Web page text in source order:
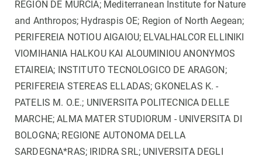
REGION DE MURCIA; Mediterranean Institute for Nature
and Anthropos; Hydraspis OE; Region of North Aegean;
PERIFEREIA NOTIOU AIGAIOU; ELVALHALCOR ELLINIKI
VIOMIHANIA HALKOU KAI ALOUMINIOU ANONYMOS
ETAIREIA; INSTITUTO TECNOLOGICO DE ARAGON;
PERIFEREIA STEREAS ELLADAS; GKONELAS K. -
PATELIS M. O.E.; UNIVERSITA POLITECNICA DELLE
MARCHE; ALMA MATER STUDIORUM - UNIVERSITA DI
BOLOGNA; REGIONE AUTONOMA DELLA
SARDEGNA*RAS; IRIDRA SRL; UNIVERSITA DEGLI